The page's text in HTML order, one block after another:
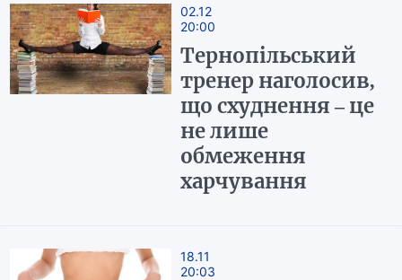
02.12
20:00
Тернопільський
тренер наголосив,
що схуднення – це
не лише
обмеження
харчування
18.11
20:03